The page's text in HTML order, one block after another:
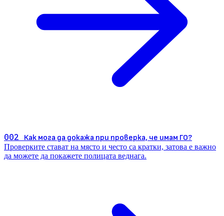
002 Как мога да докажа при проверка, че имам ГО?
Проверките стават на място и често са кратки, затова е важно
да можете да покажете полицата веднага.